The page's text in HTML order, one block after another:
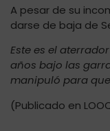
A pesar de su
darse de baja de
Este es el
años bajo las
manipuló para
(Publicado en